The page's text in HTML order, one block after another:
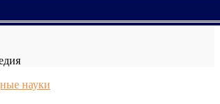
науки